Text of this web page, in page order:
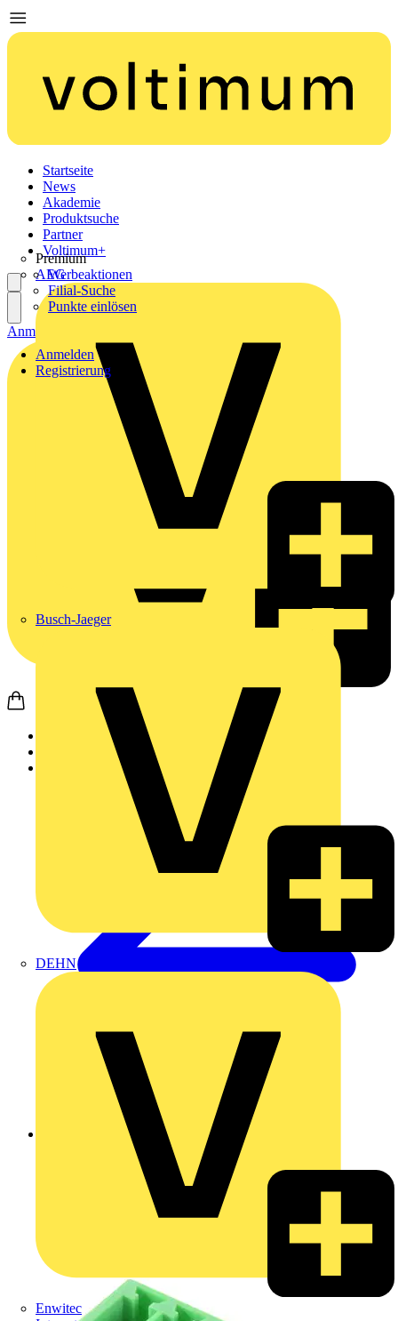
Startseite
News
Akademie
Produktsuche
Partner
Premium
AEG
Busch-Jaeger
DEHN
Enwitec
Voltimum+
Werbeaktionen
Filial-Suche
Punkte einlösen
Anmelden
Registrierung
Anmelden
Zurück zu Produkte